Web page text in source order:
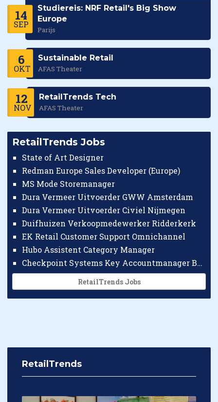
14
SEP
Studiereis: NRF Retail's Big Show
Europe
Parijs
6
OKT
Sustainable Retail
AFAS Theater
12
NOV
RetailTrends Tech
AFAS Theater
RetailTrends Jobs
State of Art Designer
Redman Europe Sales Developer (Europe)
MS Mode Storemanager
Dura Vermeer Uitvoerder GWW Amsterdam
Dura Vermeer Uitvoerder Civiel Nijmegen
Duifhuizen Verkoopmedewerker Ridderkerk
EK Retail Customer Support Omnichannel
Hubo Assistent Category Manager
Checkpoint Systems Key Accountmanager Benelux
RetailTrends Jobs
RetailTrends